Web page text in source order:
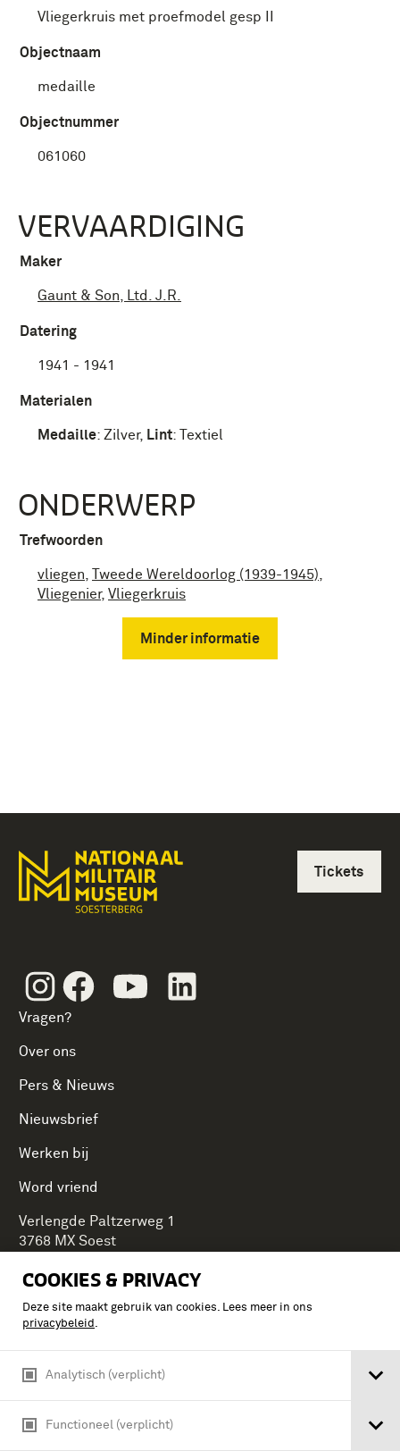
COOKIES & PRIVACY
Deze site maakt gebruik van cookies. Lees meer in ons
privacybeleid .
Analytisch (verplicht)
Functioneel (verplicht)
Vliegerkruis met proefmodel gesp II
Objectnaam
medaille
Objectnummer
061060
VERVAARDIGING
Maker
Gaunt & Son, Ltd. J.R.
Datering
1941 - 1941
Materialen
Medaille: Zilver, Lint: Textiel
ONDERWERP
Trefwoorden
vliegen Tweede Wereldoorlog (1939-1945)
Vliegenier, Vliegerkruis
Minder informatie
InstagramFacebookYoutube
Vragen?
Over ons
Pers & Nieuws
Nieuwsbrief
Werken bij
Word vriend
Tickets
Verlengde Paltzerweg 1
3768 MX Soest
Onderdeel van Stichting Koninklijke Defensiemusea,